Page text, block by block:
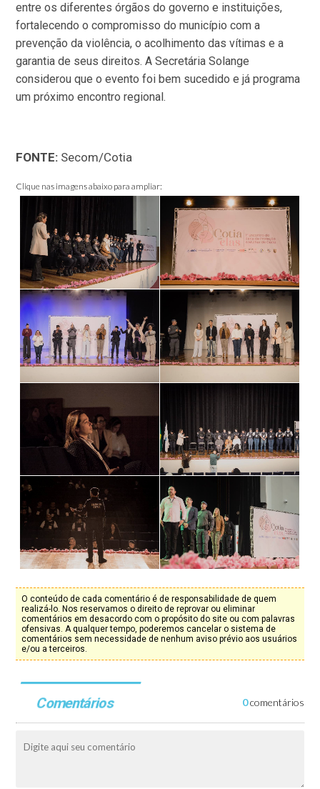
entre os diferentes órgãos do governo e instituições,
fortalecendo o compromisso do município com a
prevenção da violência, o acolhimento das vítimas e a
garantia de seus direitos. A Secretária Solange
considerou que o evento foi bem sucedido e já programa
um próximo encontro regional.
FONTE: Secom/Cotia
Clique nas imagens abaixo para ampliar:
O conteúdo de cada comentário é de responsabilidade de quem
realizá-lo. Nos reservamos o direito de reprovar ou eliminar
comentários em desacordo com o propósito do site ou com palavras
ofensivas. A qualquer tempo, poderemos cancelar o sistema de
comentários sem necessidade de nenhum aviso prévio aos usuários
e/ou a terceiros.
Comentários 0comentários